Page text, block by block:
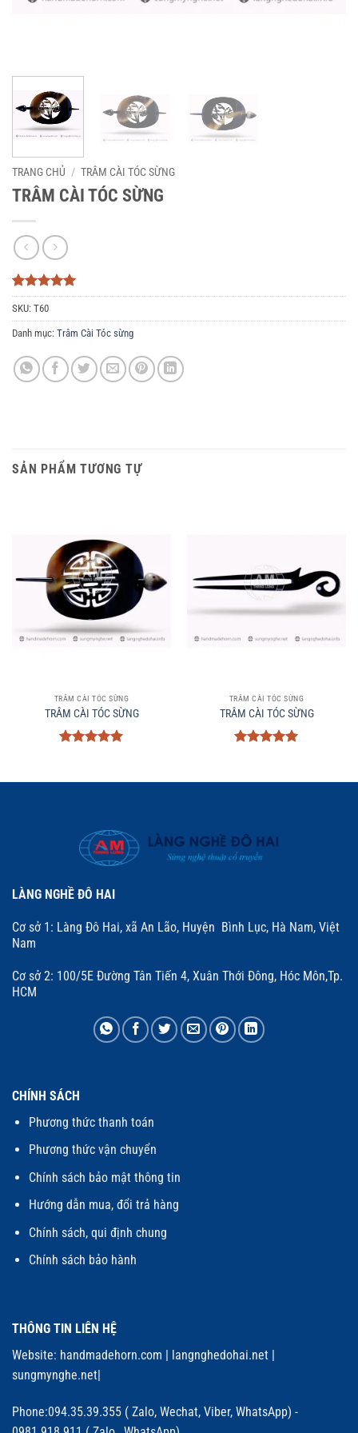
TRANG CHỦ / TRÂM CÀI TÓC SỪNG
TRÂM CÀI TÓC SỪNG
5trên 5
dựa trên
3
đánh giá
SKU: T60
Danh mục: Trâm Cài Tóc sừng
SẢN PHẨM TƯƠNG TỰ
TRÂM CÀI TÓC SỪNG
TRÂM CÀI TÓC SỪNG
sao
TRÂM CÀI TÓC SỪNG
TRÂM CÀI TÓC SỪNG
sao
LÀNG NGHỀ ĐÔ HAI
Cơ sở 1: Làng Đô Hai, xã An Lão, Huyện Bình Lục, Hà Nam, Việt
Nam
Cơ sở 2: 100/5E Đường Tân Tiến 4, Xuân Thới Đông, Hóc Môn,Tp.
HCM
CHÍNH SÁCH
Phương thức thanh toán
Phương thức vận chuyển
Chính sách bảo mật thông tin
Hướng dẫn mua, đổi trả hàng
Chính sách, qui định chung
Chính sách bảo hành
THÔNG TIN LIÊN HỆ
Website: handmadehorn.com langnghedohai.net
sungmynghe.net
Phone:094.35.39.355 ( Zalo, Wechat, Viber, WhatsApp) -